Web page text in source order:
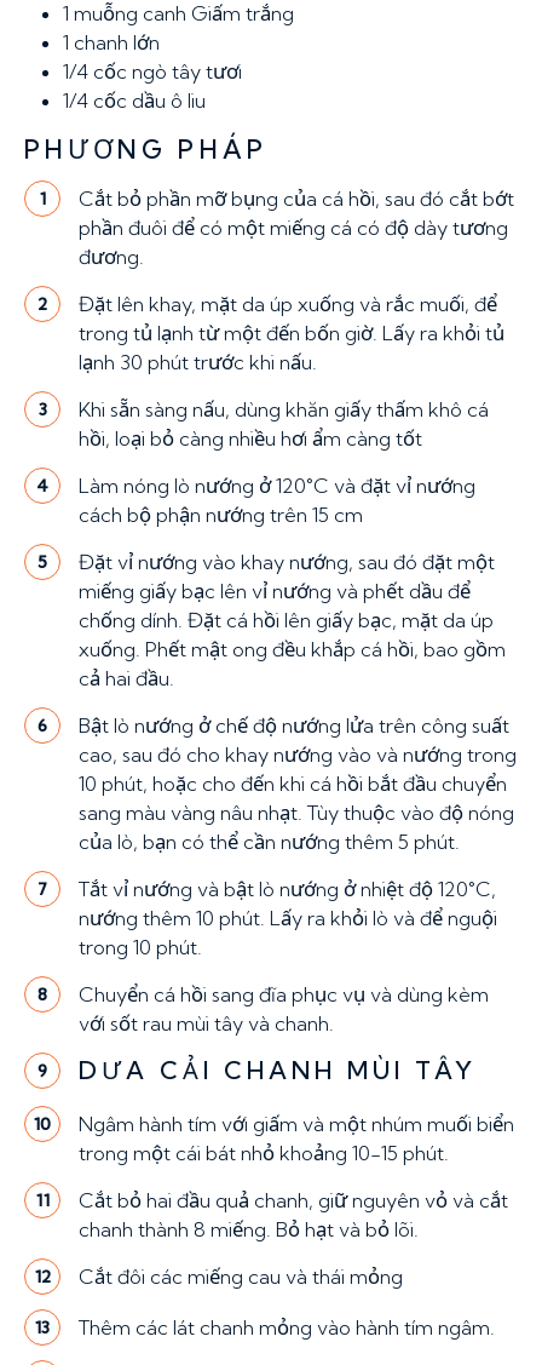
1 muỗng canh Giấm trắng
1 chanh lớn
1/4 cốc ngò tây tươi
1/4 cốc dầu ô liu
PHƯƠNG PHÁP
1
Cắt bỏ phần mỡ bụng của cá hồi, sau đó cắt bớt
phần đuôi để có một miếng cá có độ dày tương
đương.
2
Đặt lên khay, mặt da úp xuống và rắc muối, để
trong tủ lạnh từ một đến bốn giờ. Lấy ra khỏi tủ
lạnh 30 phút trước khi nấu.
3
Khi sẵn sàng nấu, dùng khăn giấy thấm khô cá
hồi, loại bỏ càng nhiều hơi ẩm càng tốt
4
Làm nóng lò nướng ở 120°C và đặt vỉ nướng
cách bộ phận nướng trên 15 cm
5
Đặt vỉ nướng vào khay nướng, sau đó đặt một
miếng giấy bạc lên vỉ nướng và phết dầu để
chống dính. Đặt cá hồi lên giấy bạc, mặt da úp
xuống. Phết mật ong đều khắp cá hồi, bao gồm
cả hai đầu.
6
Bật lò nướng ở chế độ nướng lửa trên công suất
cao, sau đó cho khay nướng vào và nướng trong
10 phút, hoặc cho đến khi cá hồi bắt đầu chuyển
sang màu vàng nâu nhạt. Tùy thuộc vào độ nóng
của lò, bạn có thể cần nướng thêm 5 phút.
7
Tắt vỉ nướng và bật lò nướng ở nhiệt độ 120°C,
nướng thêm 10 phút. Lấy ra khỏi lò và để nguội
trong 10 phút.
8
Chuyển cá hồi sang đĩa phục vụ và dùng kèm
với sốt rau mùi tây và chanh.
9 DƯA CẢI CHANH MÙI TÂY
10
Ngâm hành tím với giấm và một nhúm muối biển
trong một cái bát nhỏ khoảng 10-15 phút.
11
Cắt bỏ hai đầu quả chanh, giữ nguyên vỏ và cắt
chanh thành 8 miếng. Bỏ hạt và bỏ lõi.
12 Cắt đôi các miếng cau và thái mỏng
13 Thêm các lát chanh mỏng vào hành tím ngâm.